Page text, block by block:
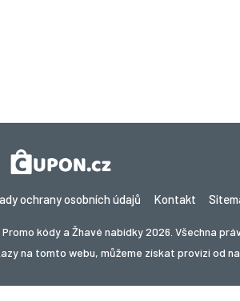
ochrany osobních údajů Kontakt
kódy a Žhavé nabídky 2026. Všechna
na tomto webu, můžeme získat provizi od